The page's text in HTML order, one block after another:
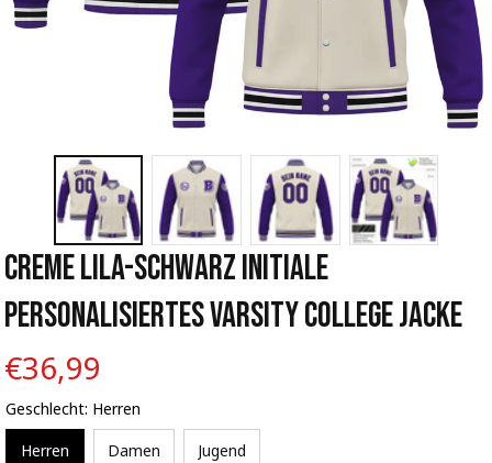
Creme Lila-Schwarz Initiale
Personalisiertes Varsity College Jacke
€36,99
Geschlecht: Herren
Herren Damen Jugend